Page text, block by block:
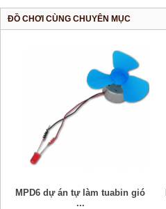
ĐỒ CHƠI CÙNG CHUYÊN MỤC
MPD6 dự án tự làm tuabin gió
...